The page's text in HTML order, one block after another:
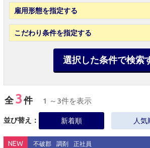
雇用形態を指定する
こだわり条件を指定する
選択した条件で検索
全3 件 1 ～3件を表示
並び替え： 新着順 人気
NEW 不破郡 調剤 正社員